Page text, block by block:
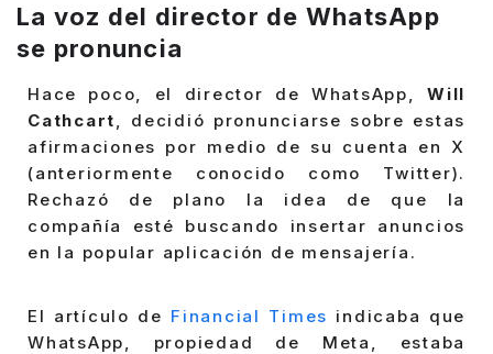
La voz del director de WhatsApp
se pronuncia
Hace poco, el director de WhatsApp, Will
Cathcart, decidió pronunciarse sobre estas
afirmaciones por medio de su cuenta en X
(anteriormente conocido como Twitter).
Rechazó de plano la idea de que la
compañía esté buscando insertar anuncios
en la popular aplicación de mensajería.
El artículo de Financial Times indicaba que
WhatsApp, propiedad de Meta, estaba